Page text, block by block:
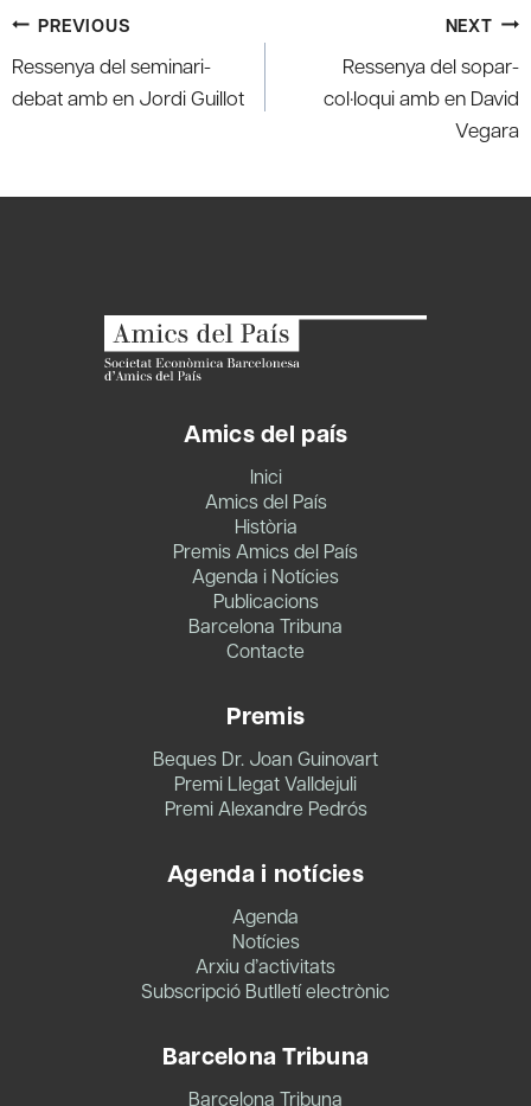
Post
navigation
PREVIOUS
Ressenya del seminari-
debat amb en Jordi Guillot
NEXT
Ressenya del sopar-
col·loqui amb en David
Vegara
Amics del país
Inici
Amics del País
Història
Premis Amics del País
Agenda i Notícies
Publicacions
Barcelona Tribuna
Contacte
Premis
Beques Dr. Joan Guinovart
Premi Llegat Valldejuli
Premi Alexandre Pedrós
Agenda i notícies
Agenda
Notícies
Arxiu d’activitats
Subscripció Butlletí electrònic
Barcelona Tribuna
Barcelona Tribuna